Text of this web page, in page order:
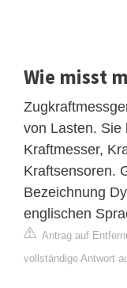
Wie misst
von Lasten. Sie
Kraftmesser,
Kraftsensoren.
Bezeichnung
englischen
Antrag auf
vollständige Antwort